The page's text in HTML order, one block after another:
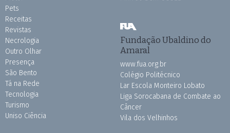
Pets
Receitas
Revistas
Necrologia
Outro Olhar
Presença
São Bento
Tá na Rede
Tecnologia
Turismo
Uniso Ciência
Fundação Ubaldino do
Amaral
www.fua.org.br
Colégio Politécnico
Lar Escola Monteiro Lobato
Liga Sorocabana de Combate ao
Câncer
Vila dos Velhinhos